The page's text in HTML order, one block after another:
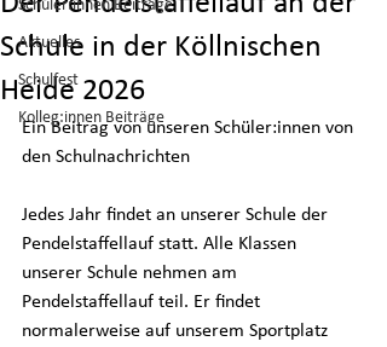
Schüler:innen Beiträge
Aktuelles
Schulfest
Kolleg:innen Beiträge
Schule in der Köllnischen
Heide 2026
Ein Beitrag von unseren Schüler:innen von
den Schulnachrichten
Jedes Jahr findet an unserer Schule der
Pendelstaffellauf statt. Alle Klassen
unserer Schule nehmen am
Pendelstaffellauf teil. Er findet
normalerweise auf unserem Sportplatz